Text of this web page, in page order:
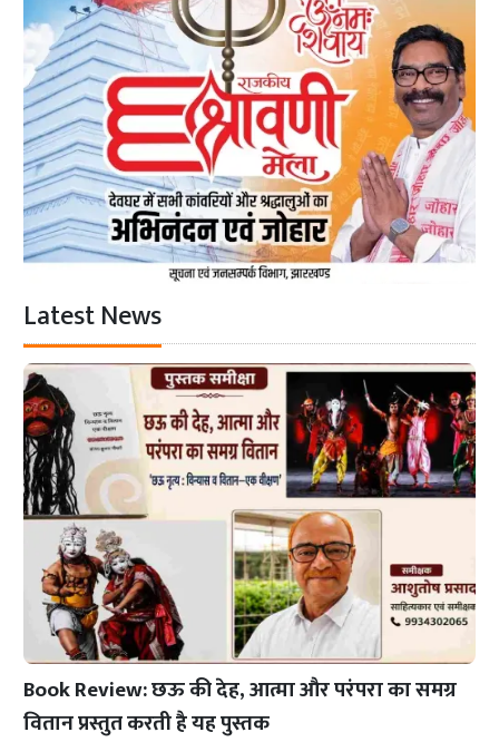
Latest News
Book Review: छऊ की देह, आत्मा और परंपरा का समग्र
वितान प्रस्तुत करती है यह पुस्तक